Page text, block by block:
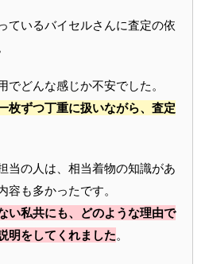
ているバイセルさんに査定の依
でどんな感じか不安でした。
枚ずつ丁重に扱いながら、査定
当の人は、相当着物の知識があ
容も多かったです。
い私共にも、どのような理由で
明をしてくれました。